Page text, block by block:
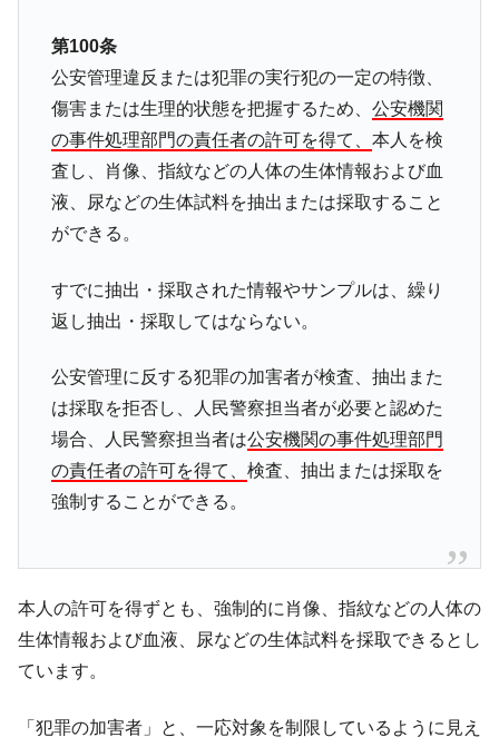
第100条
公安管理違反または犯罪の実行犯の一定の特徴、
傷害または生理的状態を把握するため、 公安機関
の事件処理部門の責任者の許可を得て、 本人を検
査し、肖像、指紋などの人体の生体情報および血
液、尿などの生体試料を抽出または採取すること
ができる。
すでに抽出・採取された情報やサンプルは、繰り
返し抽出・採取してはならない。
公安管理に反する犯罪の加害者が検査、抽出また
は採取を拒否し、人民警察担当者が必要と認めた
場合、人民警察担当者は公安機関の事件処理部門
の責任者の許可を得て、 検査、抽出または採取を
強制することができる。
本人の許可を得ずとも、強制的に肖像、指紋などの人体の
生体情報および血液、尿などの生体試料を採取できるとし
ています。
「犯罪の加害者」と、一応対象を制限しているように見え